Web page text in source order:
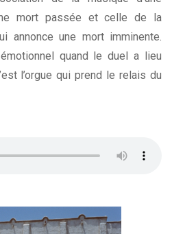
mort passée et celle de la
annonce une mort imminente.
quand le duel a lieu
l’orgue qui prend le relais du